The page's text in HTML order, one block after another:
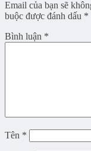
Email của bạn sẽ
buộc được đánh dấu *
Bình luận *
Tên *